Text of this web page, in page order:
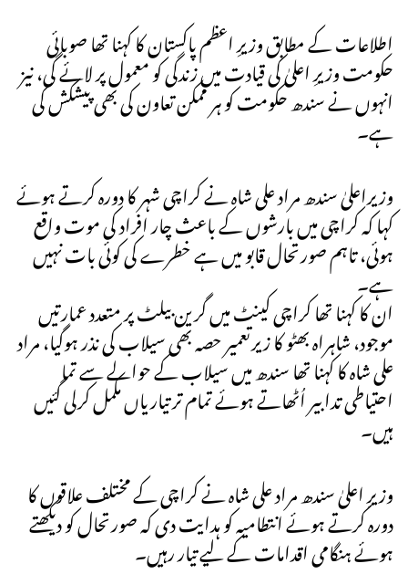
اطلاعات کے مطابق وزیرِ اعظم پاکستان کا کہنا تھا صوبائی
حکومت وزیرِ اعلیٰ کی قیادت میں زندگی کو معمول پر لائے گی، نیز
انہوں نے سندھ حکومت کو ہر ممکن تعاون کی بھی پیشکش کی
ہے۔
وزیراعلیٰ سندھ مراد علی شاہ نے کراچی شہر کا دورہ کرتے ہوئے
کہا کہ کراچی میں بارشوں کے باعث چار افراد کی موت واقع
ہوئی، تاہم صورتحال قابو میں ہے خطرے کی کوئی بات نہیں
ہے۔
ان کا کہنا تھا کراچی کینٹ میں گرین بیلٹ پر متعدد عمارتیں
موجود، شاہراہ بھٹو کا زیرتعمیر حصہ بھی سیلاب کی نذر ہوگیا، مراد
علی شاہ کا کہنا تھا سندھ میں سیلاب کے حوالے سے تما
احتیاطی تدابیر اُٹھاتے ہوئے تمام تر تیاریاں مکمل کرلی گئیں
ہیں۔
وزیرِ اعلیٰ سندھ مراد علی شاہ نے کراچی کے مختلف علاقوں کا
دورہ کرتے ہوئے انتطامیہ کو ہدایت دی کہ صورتحال کو دیکھتے
ہوئے ہنگامی اقدامات کے لیے تیار رہیں۔